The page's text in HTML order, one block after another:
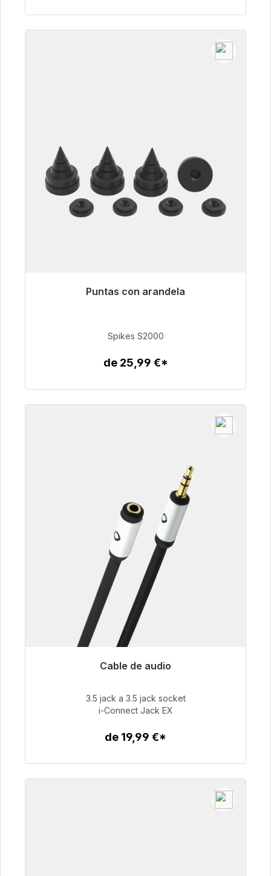
Puntas con arandela
Listo para envío inmediato, plazo de entrega
51,49 €
Spikes S2000
de 25,99 €*
Cable de audio
Listo para envío inmediato, plazo de entrega
51,99 €
3.5 jack a 3.5 jack socket
i-Connect Jack EX
de 19,99 €*